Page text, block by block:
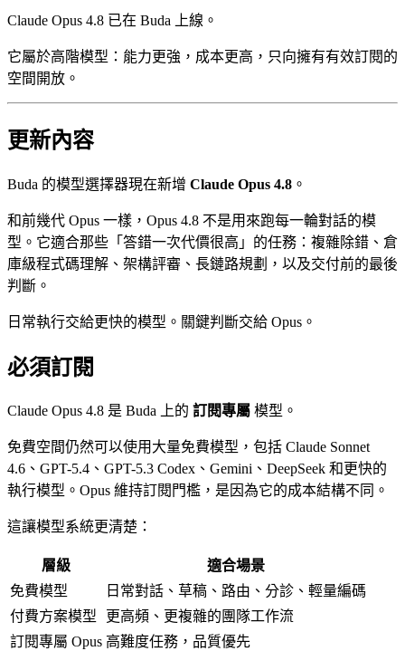
Claude Opus 4.8 已在 Buda 上線。
它屬於高階模型：能力更強，成本更高，只向擁有有效訂閱的
空間開放。
更新內容
Buda 的模型選擇器現在新增 Claude Opus 4.8 。
和前幾代 Opus 一樣，Opus 4.8 不是用來跑每一輪對話的模
型。它適合那些「答錯一次代價很高」的任務：複雜除錯、倉
庫級程式碼理解、架構評審、長鏈路規劃，以及交付前的最後
判斷。
日常執行交給更快的模型。關鍵判斷交給 Opus。
必須訂閱
Claude Opus 4.8 是 Buda 上的 訂閱專屬 模型。
免費空間仍然可以使用大量免費模型，包括 Claude Sonnet
4.6、GPT-5.4、GPT-5.3 Codex、Gemini、DeepSeek 和更快的
執行模型。Opus 維持訂閱門檻，是因為它的成本結構不同。
這讓模型系統更清楚：
層級
適合場景
免費模型
日常對話、草稿、路由、分診、輕量編碼
付費方案模型
更高頻、更複雜的團隊工作流
訂閱專屬 Opus 高難度任務，品質優先